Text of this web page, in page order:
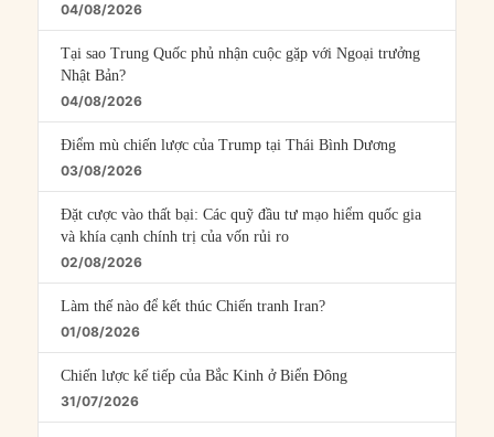
04/08/2026
Tại sao Trung Quốc phủ nhận cuộc gặp với Ngoại trưởng
Nhật Bản?
04/08/2026
Điểm mù chiến lược của Trump tại Thái Bình Dương
03/08/2026
Đặt cược vào thất bại: Các quỹ đầu tư mạo hiểm quốc gia
và khía cạnh chính trị của vốn rủi ro
02/08/2026
Làm thế nào để kết thúc Chiến tranh Iran?
01/08/2026
Chiến lược kế tiếp của Bắc Kinh ở Biển Đông
31/07/2026